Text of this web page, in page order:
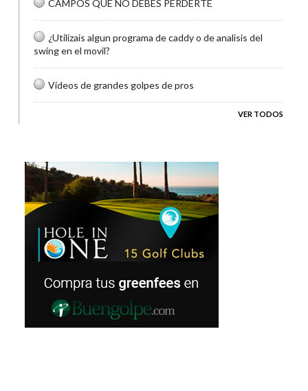
CAMPOS QUE NO DEBES PERDERTE
¿Utilizais algun programa de caddy o de analisis del
swing en el movil?
Videos de grandes golpes de pros
VER TODOS